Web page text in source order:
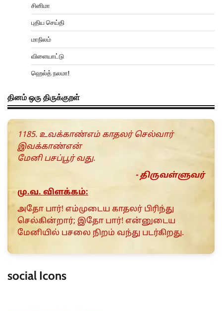
சினிமா
புதிய செய்தி
மாநிலம்
விளையாட்டு
ஹெல்த் நலமா!
தினம் ஒரு திருக்குறள்
1185. உவக்காண்எம் காதலர் செல்வார்
இவக்காண்என்
மேனி பசப்பூர் வது.
- திருவள்ளுவர்
மு.வ. விளக்கம்:
அதோ பார்! எம்முடைய காதலர் பிரிந்து
செல்கின்றார்; இதோ பார்! என்னுடைய
மேனியில் பசலை நிறம் வந்து படர்கிறது.
social Icons